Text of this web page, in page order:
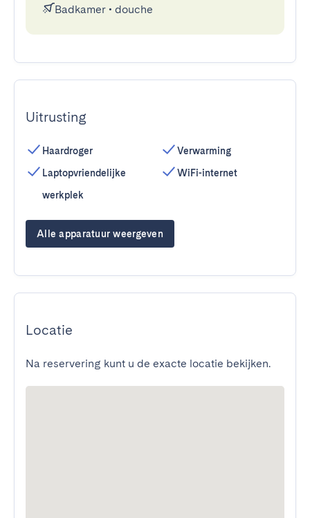
Badkamer • douche
Uitrusting
Haardroger
Laptopvriendelijke
werkplek
Verwarming
WiFi-internet
Alle apparatuur weergeven
Locatie
Na reservering kunt u de exacte locatie bekijken.